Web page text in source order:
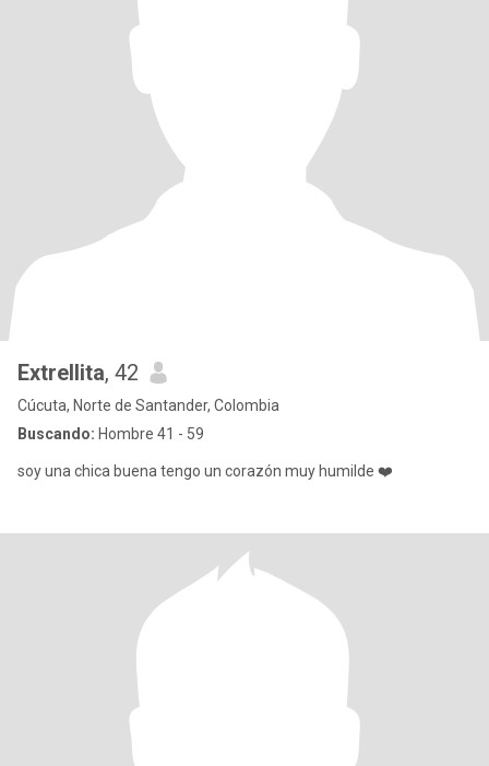
Extrellita, 42
Cúcuta, Norte de Santander, Colombia
Buscando: Hombre 41 - 59
soy una chica buena tengo un corazón muy humilde ❤️